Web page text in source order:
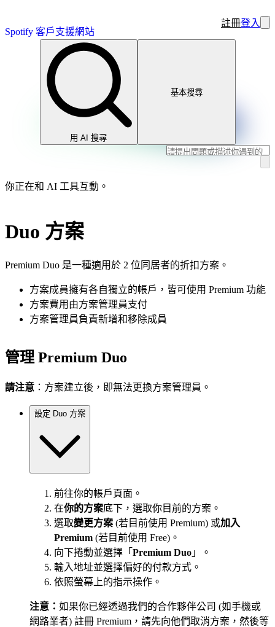
Spotify 客戶支援網站
註冊登入
用 AI 搜尋
基本搜尋
你正在和 AI 工具互動。
Duo 方案
Premium Duo 是一種適用於 2 位同居者的折扣方案。
方案成員擁有各自獨立的帳戶，皆可使用 Premium 功能
方案費用由方案管理員支付
方案管理員負責新增和移除成員
管理 Premium Duo
請注意 ：方案建立後，即無法更換方案管理員。
設定 Duo 方案
前往你的帳戶頁面。
在你的方案底下，選取你目前的方案。
選取變更方案 (若目前使用 Premium) 或加入
Premium (若目前使用 Free)。
向下捲動並選擇「 Premium Duo 」。
輸入地址並選擇偏好的付款方式。
依照螢幕上的指示操作。
注意： 如果你已經透過我們的合作夥伴公司 (如手機或
網路業者) 註冊 Premium，請先向他們取消方案，然後等